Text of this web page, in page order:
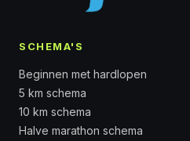
SCHEMA'S
Beginnen met hardlopen
5 km schema
10 km schema
Halve marathon schema